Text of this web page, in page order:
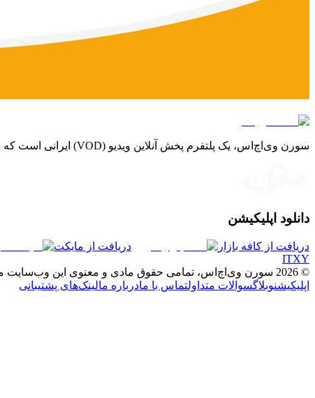
سورن وی‌اچ‌اس، یک پلتفرم پخش آنلاین ویدیو (VOD) ایرانی است که با آرشیوی بی‌نظیر از فیلم‌ها، سریال‌ها و مستندهای داخلی و بین‌المللی، تجربه‌ای لذت‌بخش و شخصی‌سازی‌شده را برای شما فراهم می‌کند.
دانلود اپلیکیشن
دریافت از کافه بازار دریافت از مایکت
ITXY
©
2026 سورن وی‌اچ‌اس، تمامی حقوق مادی و معنوی این
اپلیکیشنوبلاگسوالات متداولتماس با مادرباره مالینک‌های پشتیبانی